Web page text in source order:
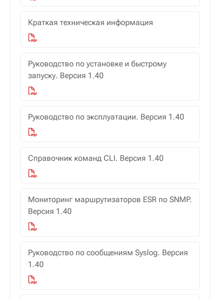
Краткая техническая информация
Руководство по установке и быстрому
запуску. Версия 1.40
Руководство по эксплуатации. Версия 1.40
Справочник команд CLI. Версия 1.40
Мониторинг маршрутизаторов ESR по SNMP.
Версия 1.40
Руководство по сообщениям Syslog. Версия
1.40